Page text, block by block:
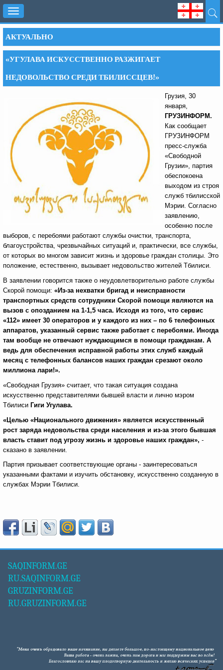
Toggle
navigation
АКТУАЛЬНО
«УГУЛАВА ИСКУССТВЕННО РАЗЖИГАЕТ
НЕДОВОЛЬСТВО СРЕДИ ТБИЛИССЦЕВ!»
Грузия, 30
января,
ГРУЗИНФОРМ.
Как сообщает
ГРУЗИНФОРМ
пресс-служба
«Свободной
Грузии», партия
обеспокоена
выходом из строя
служб тбилисской
Мэрии. Согласно
заявлению,
особенно после
выборов, с перебоями работают службы очистки, транспорта,
благоустройства, чрезвычайных ситуаций и, практически, все службы,
от которых во многом зависит жизнь и здоровье граждан столицы. Это
положение, естественно, вызывает недовольство жителей Тбилиси.
В заявлении говорится также о неудовлетворительно работе службы
Скорой помощи: «Из-за нехватки бригад и неисправности
транспортных средств сотрудники Скорой помощи являются на
вызов с опозданием на 1-1,5 часа. Исходя из того, что сервис
«112» имеет 30 операторов и у каждого из них – по 6 телефонных
аппаратов, указанный сервис также работает с перебоями. Иногда
там вообще не отвечают нуждающимся в помощи гражданам. А
ведь для обеспечения исправной работы этих служб каждый
месяц с телефонных балансов наших граждан срезают около
миллиона лари!».
«Свободная Грузия» считает, что такая ситуация создана
искусственно представителями бывшей власти и лично мэром
Тбилиси Гиги Угулава.
«Целью «Национального движения» является искусственный
рост заряда недовольства среди населения и из-за этого бывшая
власть ставит под угрозу жизнь и здоровье наших граждан», -
сказано в заявлении.
Партия призывает соответствующие органы - заинтересоваться
указанными фактами и изучить обстановку, искусственно созданную в
службах Мэрии Тбилиси.
SAQINFORM.GE
RU.SAQINFORM.GE
GRUZINFORM.GE
RU.GRUZINFORM.GE